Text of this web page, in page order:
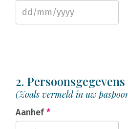
2.
(Zoals vermeld in uw
Aanhef*